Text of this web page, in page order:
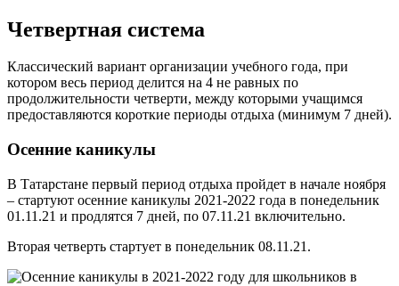
Четвертная система
Классический вариант организации учебного года, при
котором весь период делится на 4 не равных по
продолжительности четверти, между которыми учащимся
предоставляются короткие периоды отдыха (минимум 7 дней).
Осенние каникулы
В Татарстане первый период отдыха пройдет в начале ноября
– стартуют осенние каникулы 2021-2022 года в понедельник
01.11.21 и продлятся 7 дней, по 07.11.21 включительно.
Вторая четверть стартует в понедельник 08.11.21.